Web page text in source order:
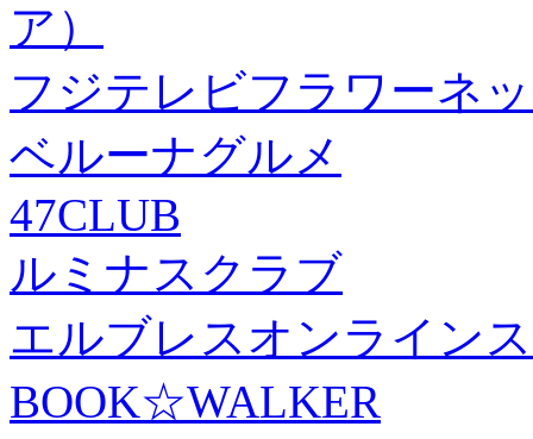
ア）
フジテレビフラワーネ
ベルーナグルメ
47CLUB
ルミナスクラブ
エルブレスオンライン
BOOK☆WALKER